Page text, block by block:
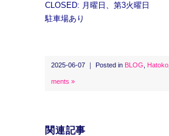
CLOSED: 月曜日、第3火曜日
駐車場あり
2025-06-07 ｜ Posted in BLOG Hatoko
ments »
関連記事